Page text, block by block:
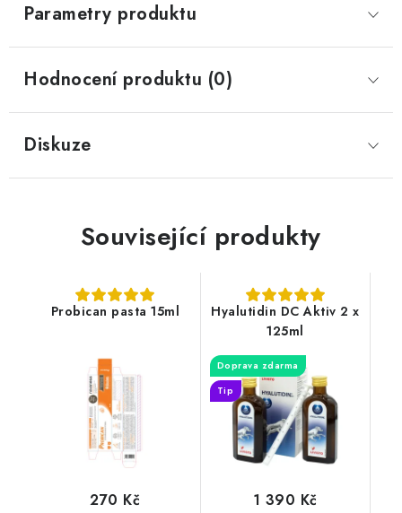
Parametry produktu
Hodnocení produktu (0)
Diskuze
Související produkty
Probican pasta 15ml
270 Kč
Hyalutidin DC Aktiv 2 x
125ml
Doprava zdarma
Tip
1 390 Kč